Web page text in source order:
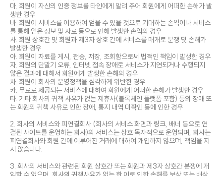
마. 회원이 자신의 인증 정보를 타인에게 알려 주어 회원에게 어떠한 손해가 발
생한 경우
바. 회원이 서비스를 이용하여 얻을 수 있을 것으로 기대하는 손익이나 서비스
를 통해 얻은 정보 및 자료 등으로 인해 발생한 손익의 경우
사. 회원 상호간 및 회원과 제3자 상호 간에 서비스를 매개로 분쟁 및 손해가
발생한 경우
아. 회원이 자료를 게시, 전송, 저장, 조회함으로써 법적인 책임이 발생한 경우
자. 회원의 단말기 오류, 인터넷 접속 장애로 서비스가 지연되거나 수행되지
않은 결과에 대해서 회원에게 발생한 손해의 경우
차. 회원이 회사의 운영정책을 심각하게 위반한 경우
카. 무료로 제공되는 서비스에 대하여 회원에게 어떠한 손해가 발생한 경우
타. 기타 회사의 귀책 사유가 없는 제휴사(블록체인 플랫폼 포함) 등의 장애 또
는 회원의 귀책 사유로 인한 장애, 통지 내역 미확인 등에 인한 경우
2. 회사의 서비스와 피연결회사 (회사의 서비스 화면과 링크, 배너 등으로 연
결된 사이트를 운영하는 회사)의 서비스는 상호 독자적으로 운영되며, 회사는
피연결회사와 회원 간에 이루어진 거래에 대하여 개입하지 않으며, 책임을 지
지 않습니다.
3. 회사의 서비스와 관련된 회원 상호간 또는 회원과 제3자 상호간 분쟁에 개